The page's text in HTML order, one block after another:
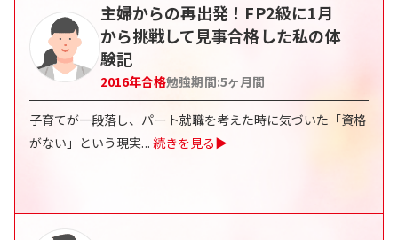
主婦からの再出発！FP2級に1月
から挑戦して見事合格した私の体
験記
2016年合格勉強期間:5ヶ月間
子育てが一段落し、パート就職を考えた時に気づいた「資格
がない」という現実... 続きを見る▶